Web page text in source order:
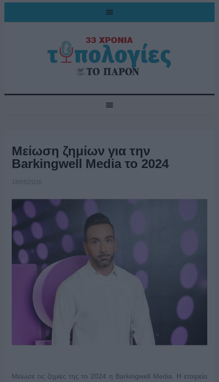
Μείωση ζημίων για την
Barkingwell Media το 2024
18/05/2026
Μείωσε τις ζημίες της το 2024 η Barkingwell Media. Η εταιρεία